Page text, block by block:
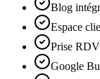
Blog
Espace
Prise
Google